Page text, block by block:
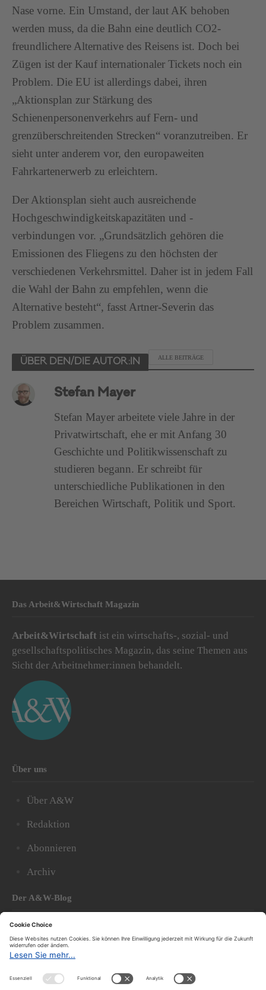
Nase vorne. Ein Umstand, der laut AK behoben
werden muss, da die Bahn eine deutlich CO2-
freundlichere Alternative des Reisens ist. Doch bei
Zügen ist der Kauf internationaler Tickets noch ein
Problem. Die EU ist allerdings dabei, ihren
„Aktionsplan zur Stärkung des
Schienenpersonenverkehrs auf Fern- und
grenzüberschreitenden Strecken“ voranzutreiben. Er
sieht unter anderem vor, den europaweiten
Fahrkartenerwerb zu erleichtern.
Der Aktionsplan sieht auch ausreichende
Hochgeschwindigkeitskapazitäten und -
verbindungen vor. „Grundsätzlich gehören die
Emissionen des Fliegens zu den höchsten der
verschiedenen Verkehrsmittel. Daher ist in jedem Fall
die Wahl der Bahn zu empfehlen, wenn die
Alternative besteht“, fasst Artner-Severin das
Problem zusammen.
ÜBER DEN/DIE AUTOR:IN
ALLE BEITRÄGE
Stefan Mayer
Stefan Mayer arbeitete viele Jahre in der
Privatwirtschaft, ehe er mit Anfang 30
Geschichte und Politikwissenschaft zu
studieren begann. Er schreibt für
unterschiedliche Publikationen in den
Bereichen Wirtschaft, Politik und Sport.
Das Arbeit&Wirtschaft Magazin
Arbeit&Wirtschaft ist ein wirtschafts-, sozial- und
gesellschaftspolitisches Magazin, das seine Themen aus
Sicht der Arbeitnehmer:innen behandelt.
Über uns
Über A&W
Redaktion
Abonnieren
Archiv
Der A&W-Blog
DerA&W-Blog
hat sich in den vergangenen Jahren zu einem der
bedeutendsten politischen Blogs in Österreich
entwickelt.